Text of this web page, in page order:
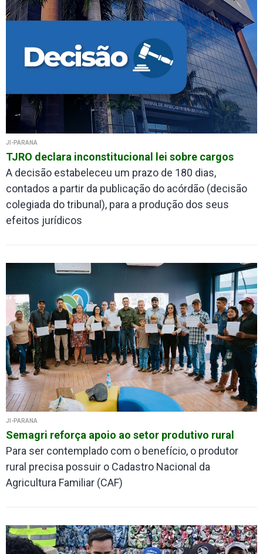
JI-PARANÁ
TJRO declara inconstitucional lei sobre cargos
A decisão estabeleceu um prazo de 180 dias,
contados a partir da publicação do acórdão (decisão
colegiada do tribunal), para a produção dos seus
efeitos jurídicos
JI-PARANÁ
Semagri reforça apoio ao setor produtivo rural
Para ser contemplado com o benefício, o produtor
rural precisa possuir o Cadastro Nacional da
Agricultura Familiar (CAF)